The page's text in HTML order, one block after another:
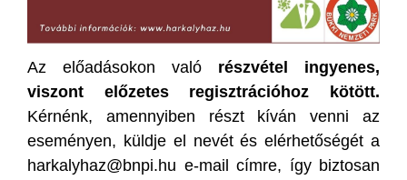
Az előadásokon való részvétel ingyenes,
viszont előzetes regisztrációhoz kötött.
Kérnénk, amennyiben részt kíván venni az
eseményen, küldje el nevét és elérhetőségét a
harkalyhaz@bnpi.hu e-mail címre, így biztosan